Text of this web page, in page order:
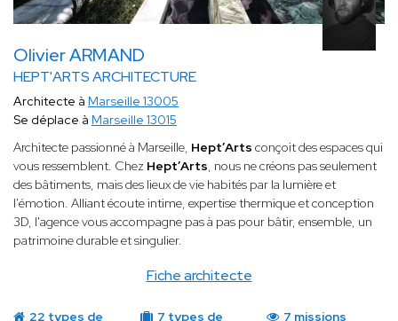
Olivier ARMAND
HEPT'ARTS ARCHITECTURE
Fiche architecte
Architecte à Marseille 13005
Se déplace à Marseille 13015
Architecte passionné à Marseille, Hept’Arts conçoit des espaces qui
vous ressemblent. Chez Hept’Arts, nous ne créons pas seulement
des bâtiments, mais des lieux de vie habités par la lumière et
l'émotion. Alliant écoute intime, expertise thermique et conception
3D, l'agence vous accompagne pas à pas pour bâtir, ensemble, un
patrimoine durable et singulier.
22 types de 7 types de 7 missions